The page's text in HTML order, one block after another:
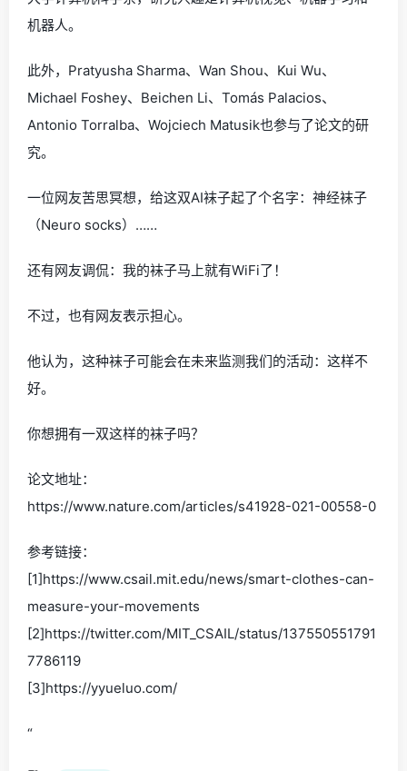
机器人。
此外，Pratyusha Sharma、Wan Shou、Kui Wu、
Michael Foshey、Beichen Li、Tomás Palacios、
Antonio Torralba、Wojciech Matusik也参与了论文的研
究。
一位网友苦思冥想，给这双AI袜子起了个名字：神经袜子
（Neuro socks）……
还有网友调侃：我的袜子马上就有WiFi了！
不过，也有网友表示担心。
他认为，这种袜子可能会在未来监测我们的活动：这样不
好。
你想拥有一双这样的袜子吗？
论文地址：
https://www.nature.com/articles/s41928-021-00558-0
参考链接：
[1]https://www.csail.mit.edu/news/smart-clothes-can-
measure-your-movements
[2]https://twitter.com/MIT_CSAIL/status/137550551791
7786119
[3]https://yyueluo.com/
“